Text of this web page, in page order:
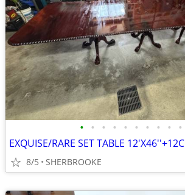
• • • • • • • • • •
8/5 SHERBROOKE